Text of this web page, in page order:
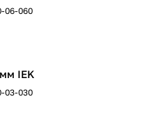
06-060
IEK
03-030